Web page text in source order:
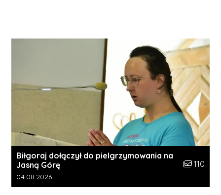
Biłgoraj dołączył do pielgrzymowania na
Jasną Górę
Liczba
110
Data dodania galerii:
04.08.2026